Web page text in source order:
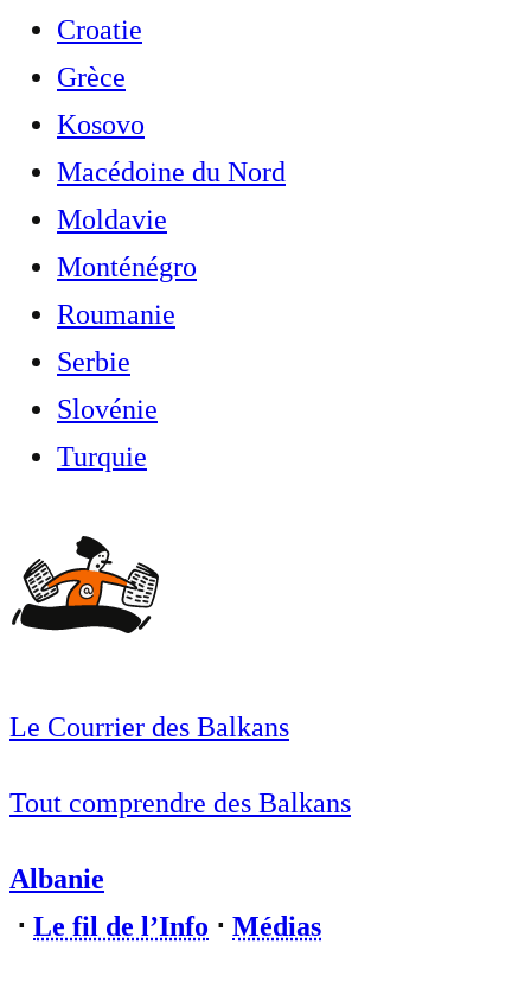
Croatie
Grèce
Kosovo
Macédoine du Nord
Moldavie
Monténégro
Roumanie
Serbie
Slovénie
Turquie
Le Courrier des Balkans
Tout comprendre des Balkans
Albanie
⋅ Le fil de l’Info ⋅ Médias